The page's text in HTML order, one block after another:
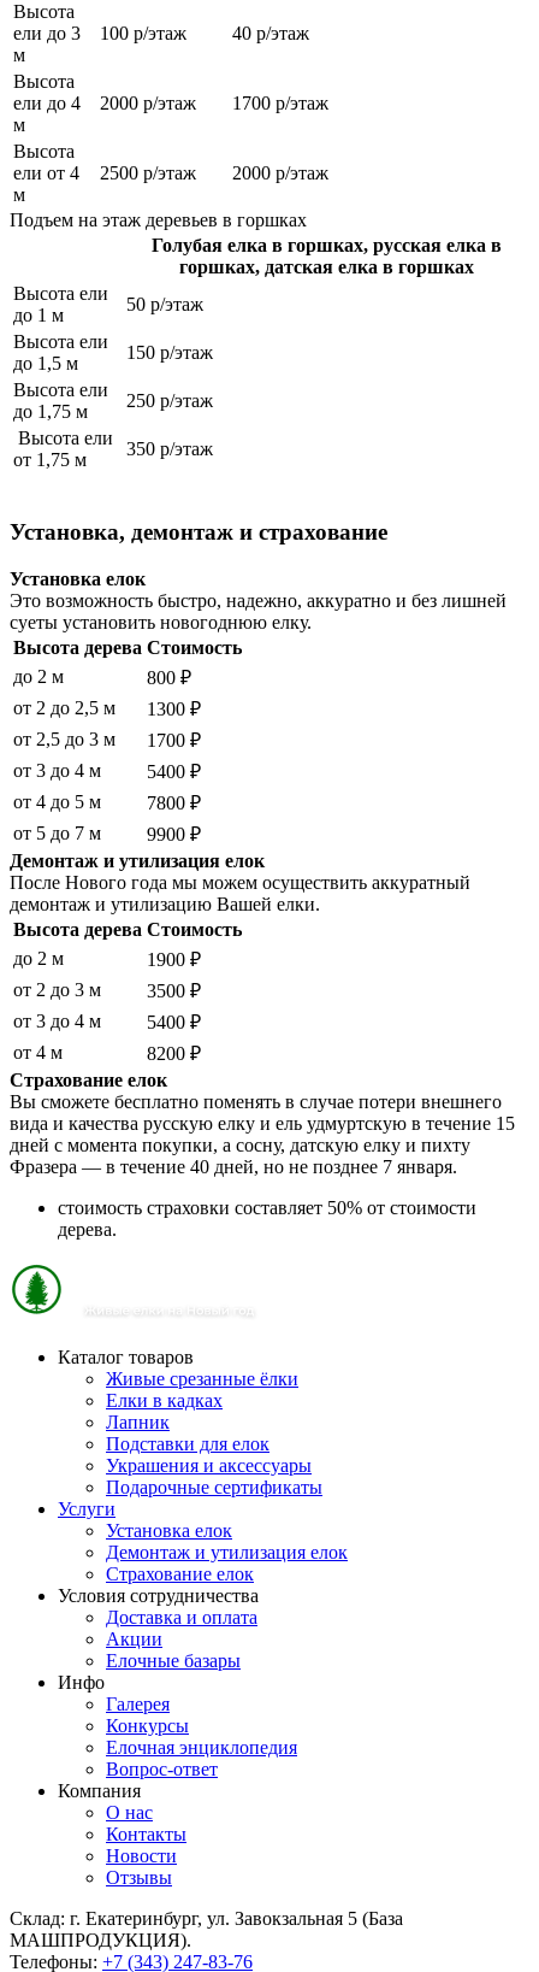
Высота
ели до 3
м
100 р/этаж 40 р/этаж
Высота
ели до 4
м
2000 р/этаж 1700 р/этаж
Высота
ели от 4
м
2500 р/этаж 2000 р/этаж
Подъем на этаж деревьев в горшках
Голубая елка в горшках, русская елка в
горшках, датская елка в горшках
Высота ели
до 1 м
50 р/этаж
Высота ели
до 1,5 м
150 р/этаж
Высота ели
до 1,75 м
250 р/этаж
Высота ели
от 1,75 м
350 р/этаж
Установка, демонтаж и страхование
Установка елок
Это возможность быстро, надежно, аккуратно и без лишней
суеты установить новогоднюю елку.
Высота дерева Стоимость
до 2 м
800 ₽
от 2 до 2,5 м
1300 ₽
от 2,5 до 3 м
1700 ₽
от 3 до 4 м
5400 ₽
от 4 до 5 м
7800 ₽
от 5 до 7 м
9900 ₽
Демонтаж и утилизация елок
После Нового года мы можем осуществить аккуратный
демонтаж и утилизацию Вашей елки.
Высота дерева Стоимость
до 2 м
1900 ₽
от 2 до 3 м
3500 ₽
от 3 до 4 м
5400 ₽
от 4 м
8200 ₽
Страхование елок
Вы сможете бесплатно поменять в случае потери внешнего
вида и качества русскую елку и ель удмуртскую в течение 15
дней с момента покупки, а сосну, датскую елку и пихту
Фразера — в течение 40 дней, но не позднее 7 января.
стоимость страховки составляет 50% от стоимости
дерева.
Каталог товаров
Живые срезанные ёлки
Елки в кадках
Лапник
Подставки для елок
Украшения и аксессуары
Подарочные сертификаты
Услуги
Установка елок
Демонтаж и утилизация елок
Страхование елок
Условия сотрудничества
Доставка и оплата
Акции
Елочные базары
Инфо
Галерея
Конкурсы
Елочная энциклопедия
Вопрос-ответ
Компания
О нас
Контакты
Новости
Отзывы
Склад: г. Екатеринбург, ул. Завокзальная 5 (База
МАШПРОДУКЦИЯ).
Телефоны: +7 (343) 247-83-76